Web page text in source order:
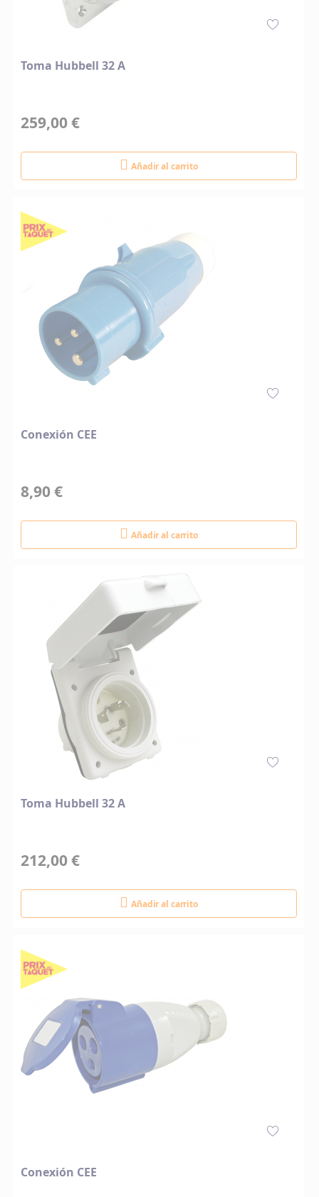
Toma Hubbell 32 A
259,00 €
Añadir al carrito
Conexión CEE
8,90 €
Añadir al carrito
Toma Hubbell 32 A
212,00 €
Añadir al carrito
Conexión CEE